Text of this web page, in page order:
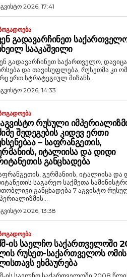
2026, 17:41
ᲒᲐᲓᲐᲕᲐᲠᲩᲘᲜᲔᲗ
ᲡᲐᲐᲙᲐᲨᲕᲘᲚᲘ
გადავარჩინეთ საქართველო,
და თავისუფლება, რუსეთმა კი
ერთ სტრატეგიულ მიზანს...
2026, 14:33
ᲠᲣᲡᲣᲚᲘ
ᲨᲔᲓᲔᲒᲔᲑᲘᲡ ᲙᲘᲓᲔᲕ ᲔᲠᲗᲘ
– ᲡᲐᲤᲠᲐᲜᲒᲔᲗᲘᲡ,
ᲘᲢᲐᲚᲘᲘᲡᲐ ᲓᲐ ᲓᲘᲓᲘ
ᲒᲐᲜᲪᲮᲐᲓᲔᲑᲐ
გერმანიის, იტალიისა და
საგარეო საქმეთა
განცხადება 7 აგვისტო
2026, 13:38
ᲘᲡ ᲡᲐᲔᲚᲩᲝ ᲡᲐᲥᲐᲠᲗᲕᲔᲚᲝᲨᲘ
ᲠᲣᲡᲔᲗ-ᲡᲐᲥᲐᲠᲗᲕᲔᲚᲝᲡ ᲝᲛᲘᲡ
ᲔᲮᲛᲐᲣᲠᲔᲑᲐ